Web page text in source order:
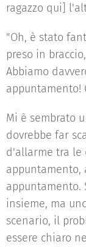
ragazzo qui]
"Oh, è stato
preso in
Abbiamo
appuntamento!
Mi è sembrato
dovrebbe far
d'allarme tra le
appuntamento,
appuntamento.
insieme, ma
scenario, il
essere chiaro